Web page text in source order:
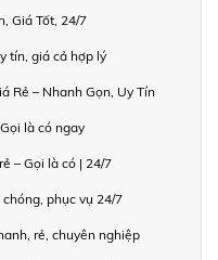
Giá Tốt, 24/7
tín, giá cả hợp lý
Rẻ – Nhanh Gọn, Uy Tín
là có ngay
– Gọi là có | 24/7
phục vụ 24/7
rẻ, chuyên nghiệp